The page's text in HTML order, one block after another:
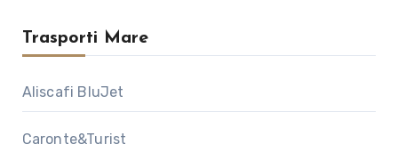
Trasporti Mare
Aliscafi BluJet
Caronte&Turist